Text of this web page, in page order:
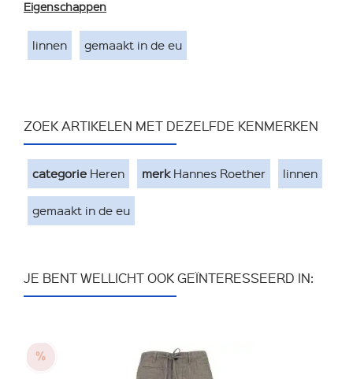
Eigenschappen
linnen gemaakt in de eu
ZOEK ARTIKELEN MET DEZELFDE KENMERKEN
categorie Heren merkHannes Roether linnen
gemaakt in de eu
JE BENT WELLICHT OOK GEÏNTERESSEERD IN: